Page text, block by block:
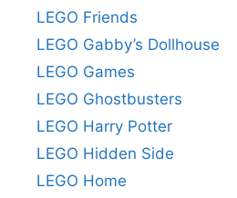
LEGO Friends
LEGO Gabby’s Dollhouse
LEGO Games
LEGO Ghostbusters
LEGO Harry Potter
LEGO Hidden Side
LEGO Home